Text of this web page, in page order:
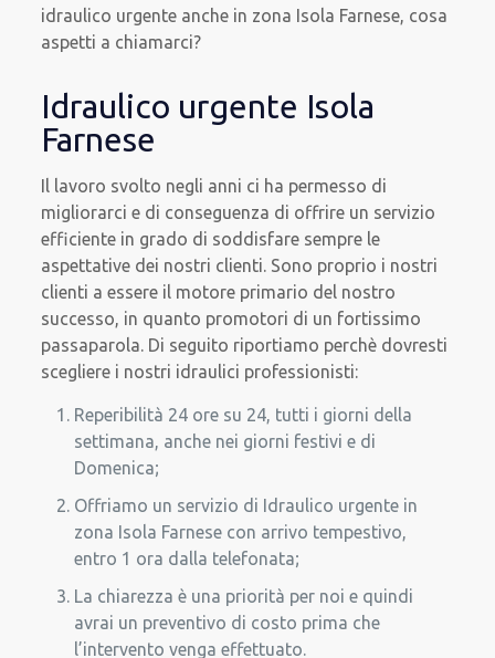
idraulico urgente anche in zona Isola Farnese, cosa
aspetti a chiamarci?
Idraulico urgente Isola
Farnese
Il lavoro svolto negli anni ci ha permesso di
migliorarci e di conseguenza di offrire un servizio
efficiente in grado di soddisfare sempre le
aspettative dei nostri clienti. Sono proprio i nostri
clienti a essere il motore primario del nostro
successo, in quanto promotori di un fortissimo
passaparola. Di seguito riportiamo perchè dovresti
scegliere i nostri idraulici professionisti:
Reperibilità 24 ore su 24, tutti i giorni della
settimana, anche nei giorni festivi e di
Domenica;
Offriamo un servizio di Idraulico urgente in
zona Isola Farnese con arrivo tempestivo,
entro 1 ora dalla telefonata;
La chiarezza è una priorità per noi e quindi
avrai un preventivo di costo prima che
l’intervento venga effettuato.